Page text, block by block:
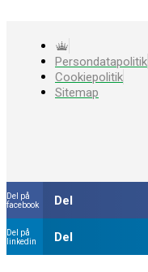
Persondatapolitik
Cookiepolitik
Sitemap
Del på
facebook
Del
Del på
linkedin
Del